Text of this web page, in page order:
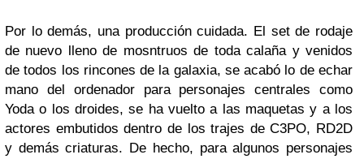
Por lo demás, una producción cuidada. El set de rodaje
de nuevo lleno de mosntruos de toda calaña y venidos
de todos los rincones de la galaxia, se acabó lo de echar
mano del ordenador para personajes centrales como
Yoda o los droides, se ha vuelto a las maquetas y a los
actores embutidos dentro de los trajes de C3PO, RD2D
y demás criaturas. De hecho, para algunos personajes